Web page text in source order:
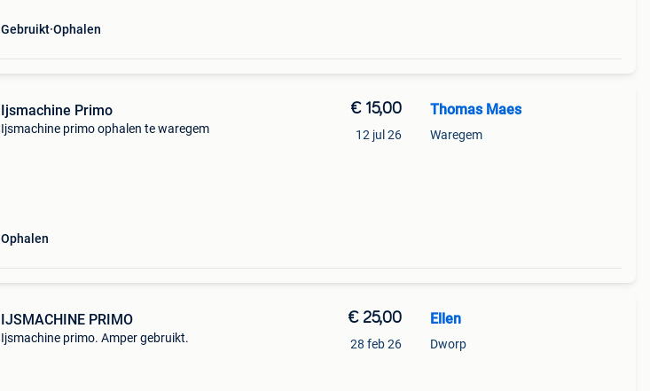
Gebruikt Ophalen
Ijsmachine Primo
Ijsmachine primo ophalen te waregem
Ophalen
€ 15,00
12 jul 26
Thomas Maes
Waregem
IJSMACHINE PRIMO
Ijsmachine primo. Amper gebruikt.
€ 25,00
28 feb 26
Ellen
Dworp